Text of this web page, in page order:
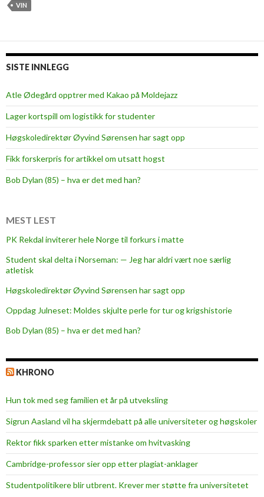
VIN
SISTE INNLEGG
Atle Ødegård opptrer med Kakao på Moldejazz
Lager kortspill om logistikk for studenter
Høgskoledirektør Øyvind Sørensen har sagt opp
Fikk forskerpris for artikkel om utsatt hogst
Bob Dylan (85) – hva er det med han?
MEST LEST
PK Rekdal inviterer hele Norge til forkurs i matte
Student skal delta i Norseman: — Jeg har aldri vært noe særlig
atletisk
Høgskoledirektør Øyvind Sørensen har sagt opp
Oppdag Julneset: Moldes skjulte perle for tur og krigshistorie
Bob Dylan (85) – hva er det med han?
KHRONO
Hun tok med seg familien et år på utveksling
Sigrun Aasland vil ha skjerm­debatt på alle universiteter og høgskoler
Rektor fikk sparken etter mistanke om hvitvasking
Cambridge-professor sier opp etter plagiat-anklager
Studentpolitikere blir utbrent. Krever mer støtte fra universitetet